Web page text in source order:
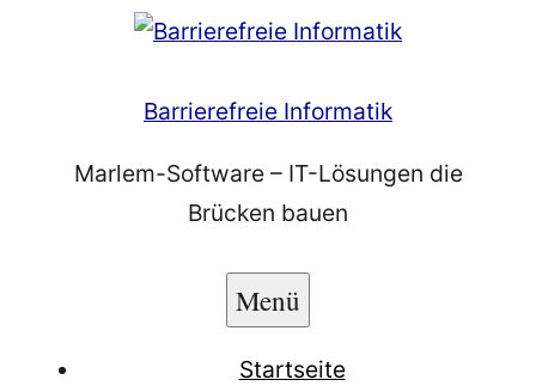
Barrierefreie Informatik
Marlem-Software – IT-Lösungen die
Brücken bauen
Menü
Startseite